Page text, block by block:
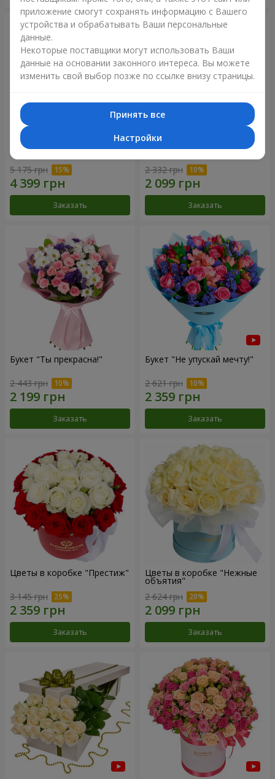
51 белая хризантема
5 175 грн
Заказать
Романтический букет
2 332 грн
Заказать
Букет "Ты прекрасна!"
2 443 грн
Заказать
Букет "Не упускай мечту!"
2 621 грн
Заказать
Цветы в коробке "Престиж"
3 145 грн
Заказать
Цветы в коробке "Нежные
объятия"
2 624 грн
Заказать
приложение смогут сохранять информацию с Вашего
устройства и обрабатывать Ваши персональные
данные.
Некоторые поставщики могут использовать Ваши
данные на основании законного интереса. Вы можете
изменить свой выбор позже по ссылке внизу страницы.
Принять все
Настройки